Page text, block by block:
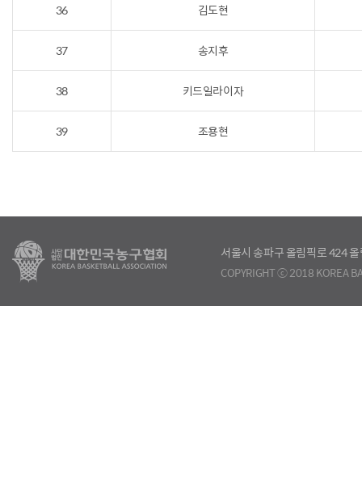
36 김도현
37 송지후
38 키드일라이자
39 조용현
서울시 송파구 올림픽로 424
COPYRIGHT ⓒ 2018 KOREA